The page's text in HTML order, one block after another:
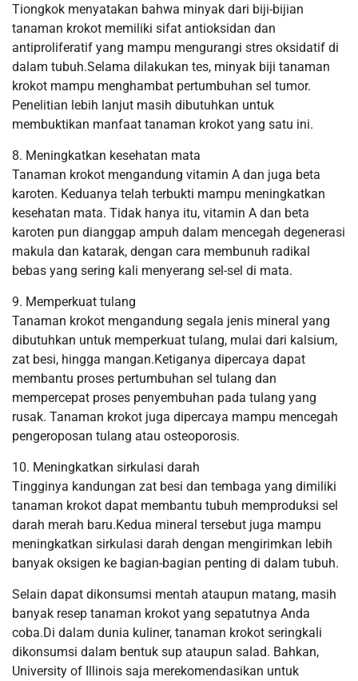
Tiongkok menyatakan bahwa minyak dari biji-bijian
tanaman krokot memiliki sifat antioksidan dan
antiproliferatif yang mampu mengurangi stres oksidatif di
dalam tubuh.Selama dilakukan tes, minyak biji tanaman
krokot mampu menghambat pertumbuhan sel tumor.
Penelitian lebih lanjut masih dibutuhkan untuk
membuktikan manfaat tanaman krokot yang satu ini.
8. Meningkatkan kesehatan mata
Tanaman krokot mengandung vitamin A dan juga beta
karoten. Keduanya telah terbukti mampu meningkatkan
kesehatan mata. Tidak hanya itu, vitamin A dan beta
karoten pun dianggap ampuh dalam mencegah degenerasi
makula dan katarak, dengan cara membunuh radikal
bebas yang sering kali menyerang sel-sel di mata.
9. Memperkuat tulang
Tanaman krokot mengandung segala jenis mineral yang
dibutuhkan untuk memperkuat tulang, mulai dari kalsium,
zat besi, hingga mangan.Ketiganya dipercaya dapat
membantu proses pertumbuhan sel tulang dan
mempercepat proses penyembuhan pada tulang yang
rusak. Tanaman krokot juga dipercaya mampu mencegah
pengeroposan tulang atau osteoporosis.
10. Meningkatkan sirkulasi darah
Tingginya kandungan zat besi dan tembaga yang dimiliki
tanaman krokot dapat membantu tubuh memproduksi sel
darah merah baru.Kedua mineral tersebut juga mampu
meningkatkan sirkulasi darah dengan mengirimkan lebih
banyak oksigen ke bagian-bagian penting di dalam tubuh.
Selain dapat dikonsumsi mentah ataupun matang, masih
banyak resep tanaman krokot yang sepatutnya Anda
coba.Di dalam dunia kuliner, tanaman krokot seringkali
dikonsumsi dalam bentuk sup ataupun salad. Bahkan,
University of Illinois saja merekomendasikan untuk